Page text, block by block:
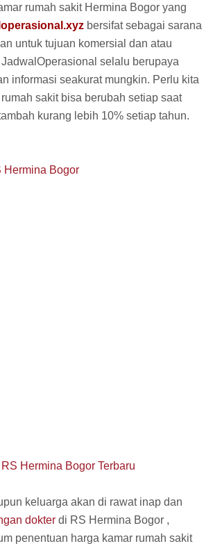
rumah sakit Hermina Bogor yang
bersifat sebagai sarana
untuk tujuan komersial dan atau
selalu berupaya
informasi seakurat mungkin. Perlu kita
sakit bisa berubah setiap saat
kurang lebih 10% setiap tahun.
Hermina Bogor
Hermina Bogor Terbaru
keluarga akan di rawat inap dan
dokter di RS Hermina Bogor ,
penentuan harga kamar rumah sakit